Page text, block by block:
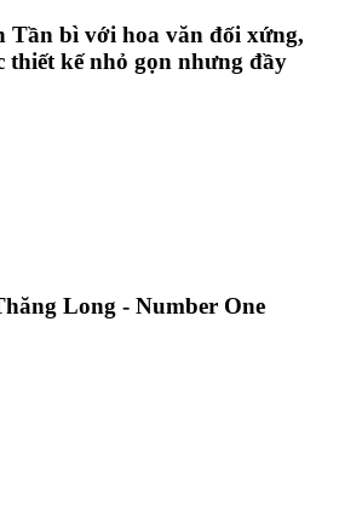
Tần bì với hoa văn đối xứng,
thiết kế nhỏ gọn nhưng đầy
Long - Number One